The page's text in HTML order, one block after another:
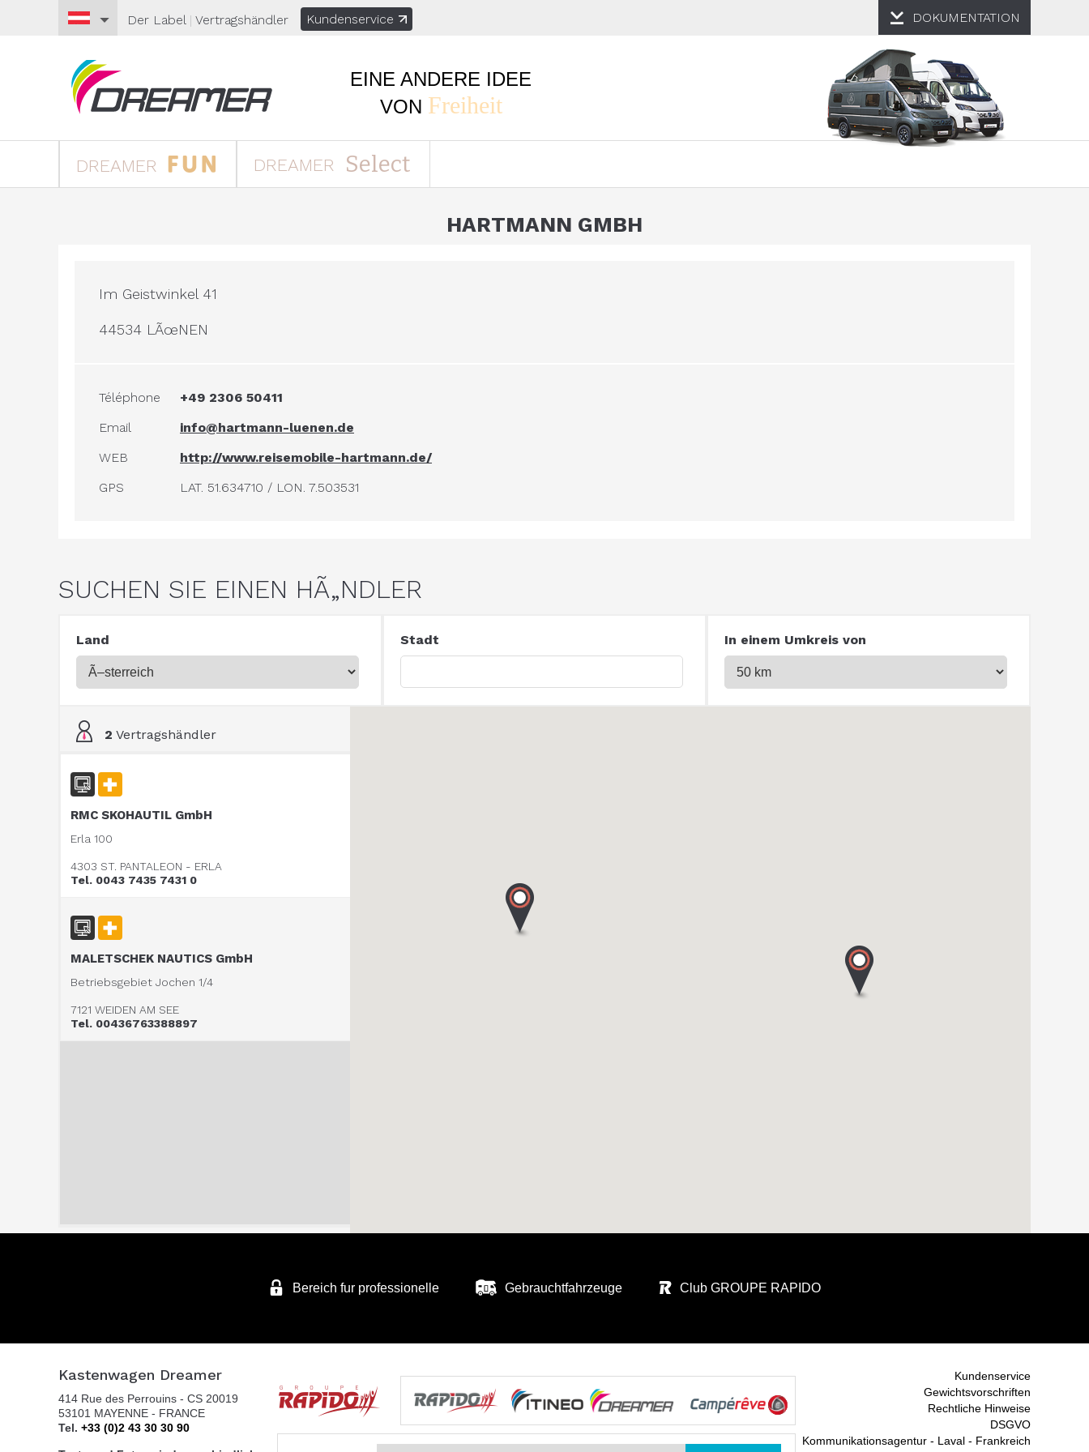
DOKUMENTATION
Der Label| Vertragshändler Kundenservice
EINE ANDERE IDEE
VON Freiheit
DREAMER DREAMER Select
HARTMANN GMBH
Im Geistwinkel 41
44534 LÃœNEN
Téléphone
+49 2306 50411
Email
info@hartmann-luenen.de
WEB
http://www.reisemobile-hartmann.de/
GPS
LAT. 51.634710 / LON. 7.503531
SUCHEN SIE EINEN HÃ„NDLER
Land Stadt In einem Umkreis von
2 Vertragshändler
RMC SKOHAUTIL GmbH
Erla 100
4303 ST. PANTALEON - ERLA
Tel. 0043 7435 7431 0
MALETSCHEK NAUTICS GmbH
Betriebsgebiet Jochen 1/4
7121 WEIDEN AM SEE
Tel. 00436763388897
Bereich fur professionelle Gebrauchtfahrzeuge Club GROUPE RAPIDO
Kastenwagen Dreamer
414 Rue des Perrouins - CS 20019
53101 MAYENNE - FRANCE
Tel. +33 (0)2 43 30 30 90
Kundenservice
Gewichtsvorschriften
Rechtliche Hinweise
DSGVO
Kommunikationsagentur - Laval - Frankreich